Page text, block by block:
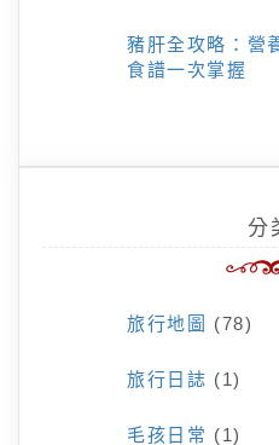
豬肝全攻略：營
食譜一次掌握
分
旅行地圖 (78)
旅行日誌 (1)
毛孩日常 (1)